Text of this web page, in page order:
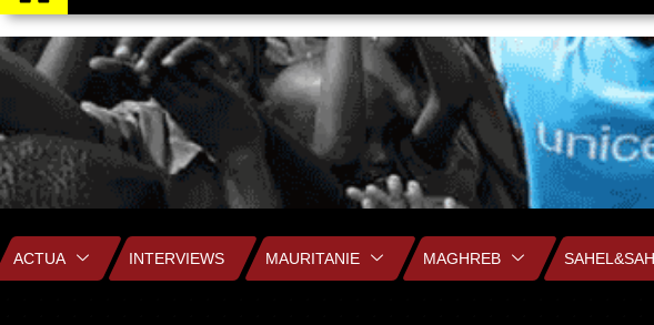
ACTUA INTERVIEWS MAURITANIE MAGHREB